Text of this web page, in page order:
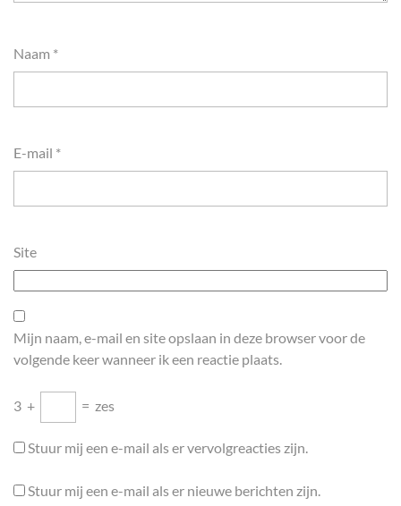
Naam *
E-mail *
Site
Mijn naam, e-mail en site opslaan in deze browser voor de
volgende keer wanneer ik een reactie plaats.
3 + = zes
Stuur mij een e-mail als er vervolgreacties zijn.
Stuur mij een e-mail als er nieuwe berichten zijn.